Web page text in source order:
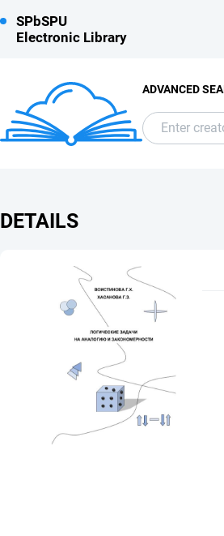
SPbSPU
Electronic Library
ADVANCED
DETAILS